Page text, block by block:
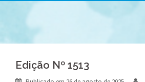
Edição Nº 1513